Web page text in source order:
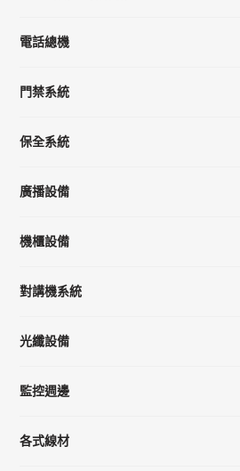
電話總機
門禁系統
保全系統
廣播設備
機櫃設備
對講機系統
光纖設備
監控週邊
各式線材